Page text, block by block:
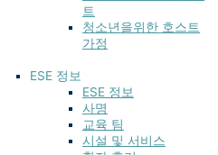
트
청소년을위한 호스트
가정
ESE 정보
ESE 정보
사명
교육 팀
시설 및 서비스